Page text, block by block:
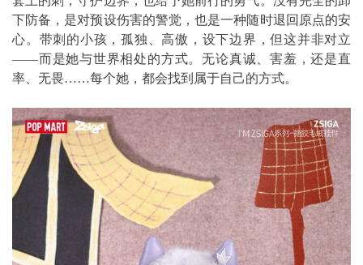
下防备，是对预设伤害的警觉，也是一种随时退回原点的安
心。带刺的小孩，孤独、高傲，设下边界，但这并非对立
——而是她与世界相处的方式。无论真诚、害羞，还是直
率、无畏……每个她，都会找到属于自己的方式。